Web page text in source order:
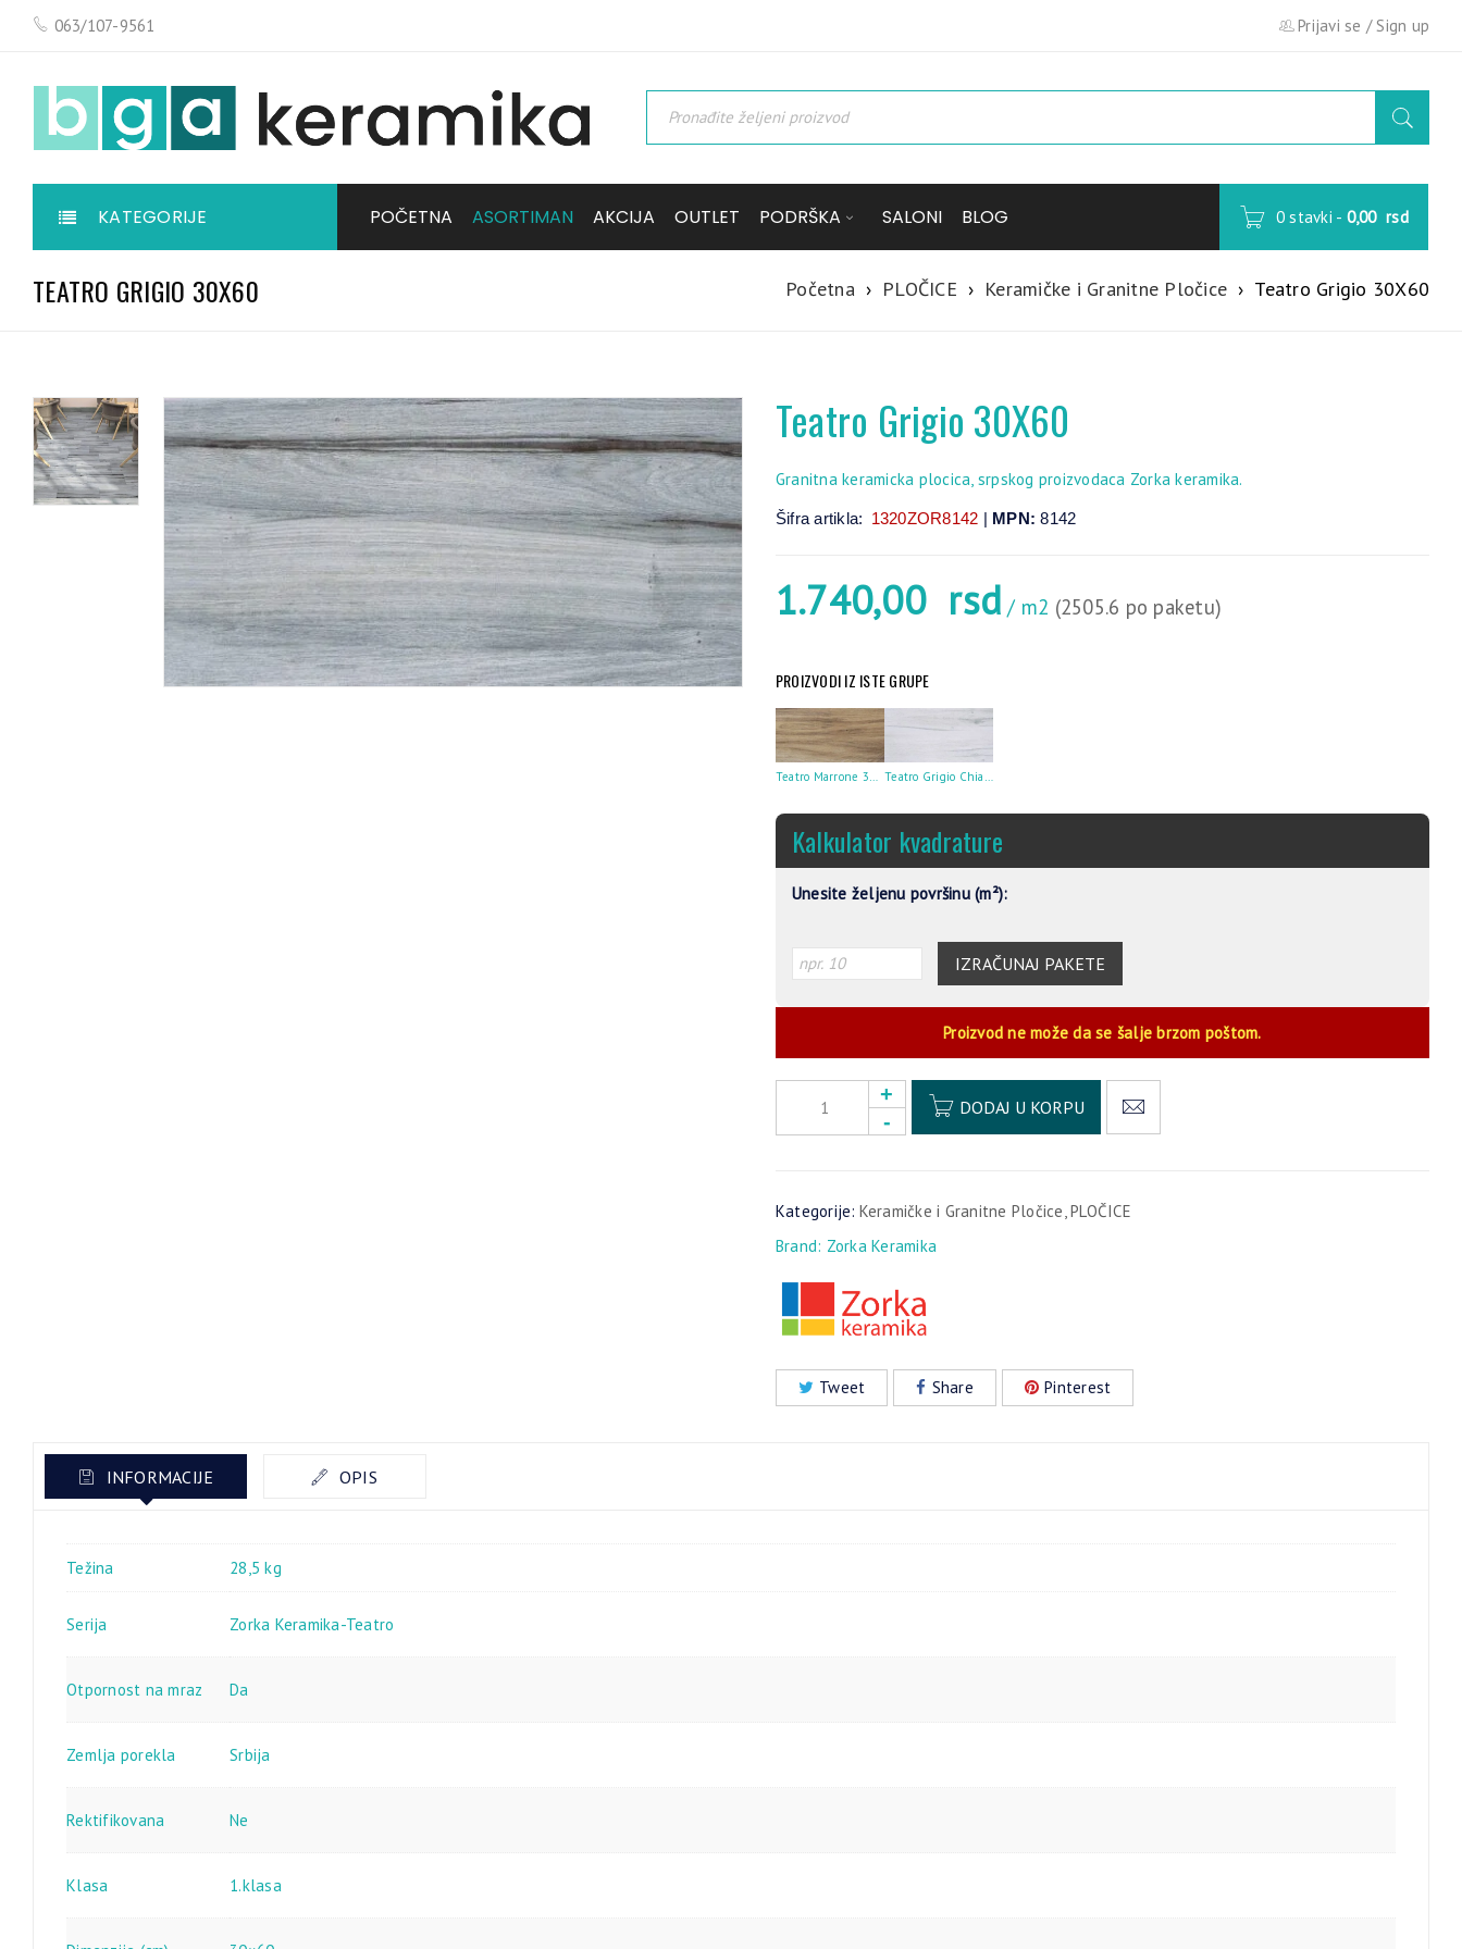
063/107-9561 Prijavi se /Sign up
KATEGORIJE POČETNA ASORTIMAN AKCIJA OUTLET PODRŠKA SALONI BLOG 0 stavki - 0,00 rsd
TEATRO GRIGIO 30X60 Početna › PLOČICE › Keramičke i Granitne Pločice › Teatro Grigio 30X60
Teatro Grigio 30X60
Granitna keramicka plocica, srpskog proizvodaca Zorka keramika.
Šifra artikla: 1320ZOR8142 | MPN: 8142
1.740,00 rsd / m2 (2505.6 po paketu)
PROIZVODI IZ ISTE GRUPE
Teatro Marrone 30X60 Teatro Grigio Chiaro 30X60
Kalkulator kvadrature
Unesite željenu površinu (m²):
IZRAČUNAJ PAKETE
Proizvod ne može da se šalje brzom poštom.
DODAJ U KORPU
Kategorije: Keramičke i Granitne Pločice,PLOČICE
Brand: Zorka Keramika
Tweet Share Pinterest
INFORMACIJE OPIS
Težina 28,5 kg
Serija Zorka Keramika-Teatro
Otpornost na mraz Da
Zemlja porekla Srbija
Rektifikovana Ne
Klasa 1.klasa